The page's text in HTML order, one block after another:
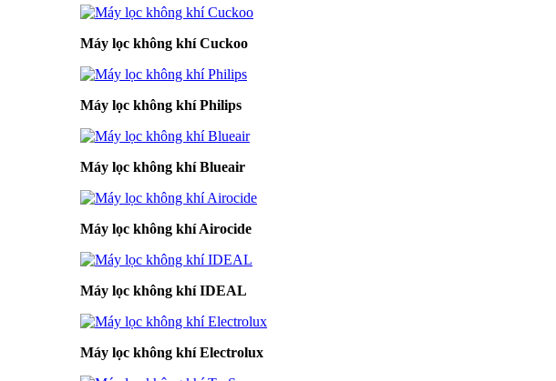
Máy lọc không khí Cuckoo
Máy lọc không khí Philips
Máy lọc không khí Blueair
Máy lọc không khí Airocide
Máy lọc không khí IDEAL
Máy lọc không khí Electrolux